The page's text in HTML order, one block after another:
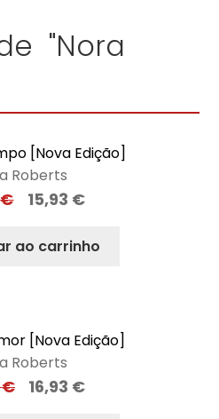
"Nora
[Nova Edição]
Roberts
€ 15,93 €
ao carrinho
[Nova Edição]
Roberts
€ 16,93 €